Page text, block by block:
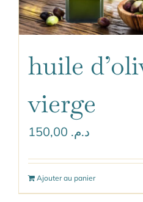
huile
vierge
د.م.
Ajouter au panier